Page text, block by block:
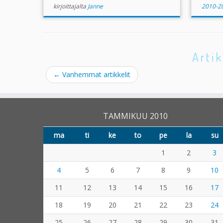
kirjoittajalta Janne
2010-
← Vanhemmat artikkelit
TAMMIKUU 2010
ma ti ke to pe la
su
1
2
3
4
5 6 7 8 9
10
11
12 13 14 15 16
17
18
19 20 21 22 23
24